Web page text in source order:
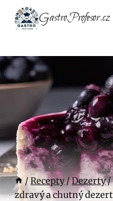
Přeskočit
GastroProfesor.cz
/ Recepty/Dezerty/
zdravý a chutný